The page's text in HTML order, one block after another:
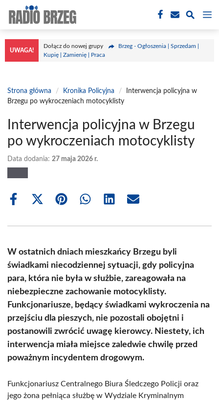
treści
UWAGA!
Dołącz do nowej grupy
Brzeg - Ogłoszenia | Sprzedam |
Kupię | Zamienię | Praca
Strona główna / Kronika Policyjna /
Interwencja policyjna w
Brzegu po wykroczeniach motocyklisty
Interwencja policyjna w Brzegu
po wykroczeniach motocyklisty
Data dodania: 27 maja 2026 r.
Share
Share
(Twitter)
Share Share Share Share
W ostatnich dniach mieszkańcy Brzegu byli
świadkami niecodziennej sytuacji, gdy policyjna
para, która nie była w służbie, zareagowała na
niebezpieczne zachowanie motocyklisty.
Funkcjonariusze, będący świadkami wykroczenia na
przejściu dla pieszych, nie pozostali obojętni i
postanowili zwrócić uwagę kierowcy. Niestety, ich
interwencja miała miejsce zaledwie chwilę przed
poważnym incydentem drogowym.
Funkcjonariusz Centralnego Biura Śledczego Policji oraz
jego żona pełniąca służbę w Wydziale Kryminalnym